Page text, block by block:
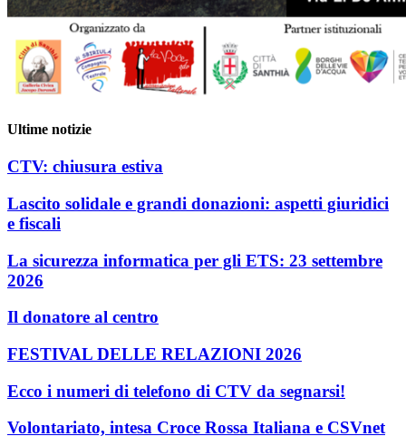
Ultime notizie
CTV: chiusura estiva
Lascito solidale e grandi donazioni: aspetti giuridici
e fiscali
La sicurezza informatica per gli ETS: 23 settembre
2026
Il donatore al centro
FESTIVAL DELLE RELAZIONI 2026
Ecco i numeri di telefono di CTV da segnarsi!
Volontariato, intesa Croce Rossa Italiana e CSVnet